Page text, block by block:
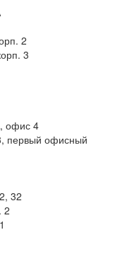
2
3
офис 4
первый офисный
32
2